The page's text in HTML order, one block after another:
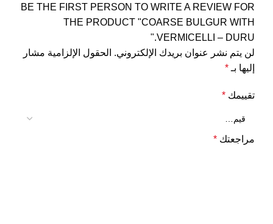
BE THE FIRST PERSON TO WRITE A REVIEW FOR
THE PRODUCT "COARSE BULGUR WITH
VERMICELLI – DURU."
لن يتم نشر عنوان بريدك الإلكتروني. الحقول الإلزامية مشار
إليها بـ *
تقييمك *
مراجعتك *